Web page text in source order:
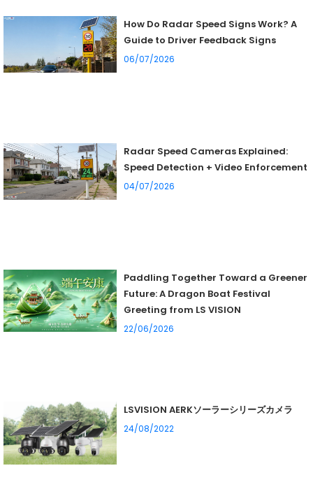
How Do Radar Speed Signs Work? A
Guide to Driver Feedback Signs
06/07/2026
Radar Speed Cameras Explained:
Speed Detection + Video Enforcement
04/07/2026
Paddling Together Toward a Greener
Future: A Dragon Boat Festival
Greeting from LS VISION
22/06/2026
LSVISION AERKソーラーシリーズカメラ
24/08/2022